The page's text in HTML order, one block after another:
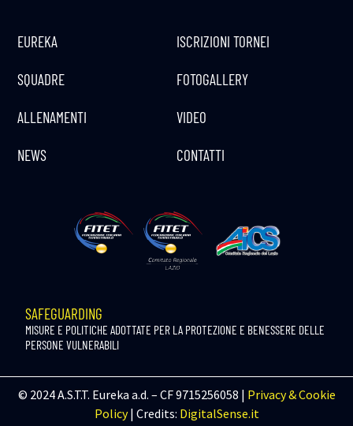
EUREKA
SQUADRE
ALLENAMENTI
NEWS
ISCRIZIONI TORNEI
FOTOGALLERY
VIDEO
CONTATTI
SAFEGUARDING
MISURE E POLITICHE ADOTTATE PER LA PROTEZIONE E BENESSERE DELLE
PERSONE VULNERABILI
© 2024 A.S.T.T. Eureka a.d. – CF 9715256058 | Privacy & Cookie
Policy| Credits: DigitalSense.it